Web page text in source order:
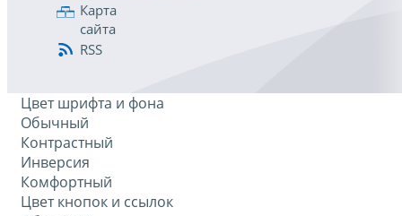
Карта
сайта
RSS
Цвет шрифта и фона
Обычный
Контрастный
Инверсия
Комфортный
Цвет кнопок и ссылок